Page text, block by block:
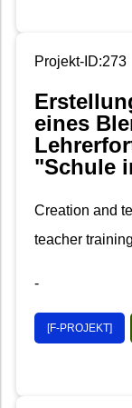
Projekt-ID:273
eines
"Schule
Creation and
teacher
-
[F-PROJEKT]